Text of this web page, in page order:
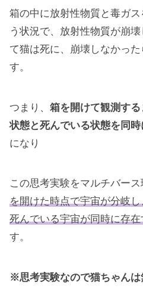
箱の中に放射性物質と毒ガ
う状況で、放射性物質が崩
て猫は死に、崩壊しなかっ
す。
つまり、 箱を開けて観測す
状態と死んでいる状態を同
になり
この思考実験をマルチバース
を開けた時点で宇宙が分岐
死んでいる宇宙が同時に存在
す。
※思考実験なので猫ちゃん